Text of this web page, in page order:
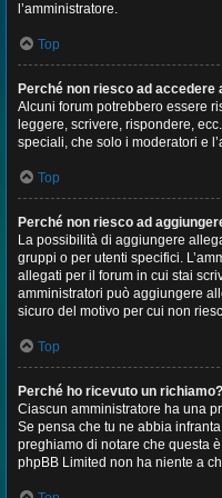
l’amministratore.
Top
Perché non riesco ad accedere
Alcuni forum potrebbero essere
leggere, scrivere, rispondere,
speciali, che solo i moderatori e
Top
Perché non riesco ad
La possibilità di aggiungere
gruppi o per utenti specifici.
allegati per il forum in cui stai
amministratori può aggiungere
sicuro del motivo per cui non
Top
Perché ho ricevuto un richiamo?
Ciascun amministratore ha una
Se pensa che tu ne abbia
preghiamo di notare che questa
phpBB Limited non ha niente a